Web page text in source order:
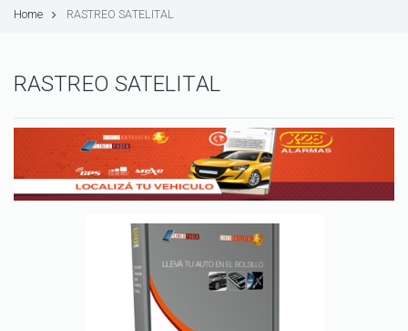
Home RASTREO SATELITAL
RASTREO SATELITAL